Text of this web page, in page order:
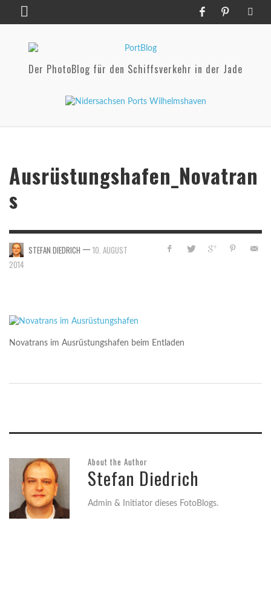
Der PhotoBlog für den Schiffsverkehr in der Jade
Ausrüstungshafen_Novatran
s
STEFAN DIEDRICH — 10. AUGUST
2014
Novatrans im Ausrüstungshafen beim Entladen
About the Author
Stefan Diedrich
Admin & Initiator dieses FotoBlogs.